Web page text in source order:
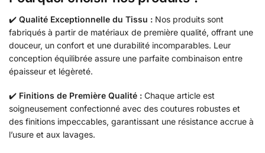
✔️ Qualité Exceptionnelle du Tissu : Nos produits sont
fabriqués à partir de matériaux de première qualité, offrant une
douceur, un confort et une durabilité incomparables. Leur
conception équilibrée assure une parfaite combinaison entre
épaisseur et légèreté.
✔️ Finitions de Première Qualité : Chaque article est
soigneusement confectionné avec des coutures robustes et
des finitions impeccables, garantissant une résistance accrue à
l’usure et aux lavages.